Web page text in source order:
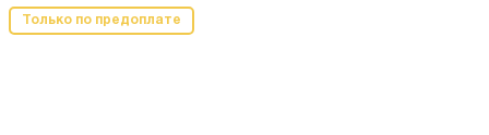
Только по предоплате